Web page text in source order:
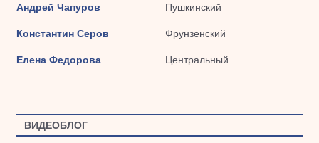
Андрей Чапуров Пушкинский
Константин Серов Фрунзенский
Елена Федорова Центральный
ВИДЕОБЛОГ